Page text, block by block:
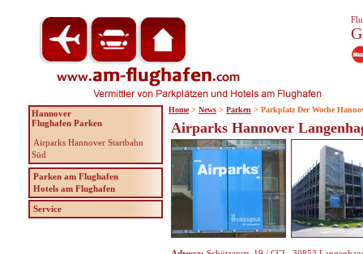
Airparks Hannover
Hannover
Flughafen Parken
Airparks Hannover Startbahn
Süd
Parken am Flughafen
Hotels am Flughafen
Service
Home > News > Parken > Parkplatz Der Woche